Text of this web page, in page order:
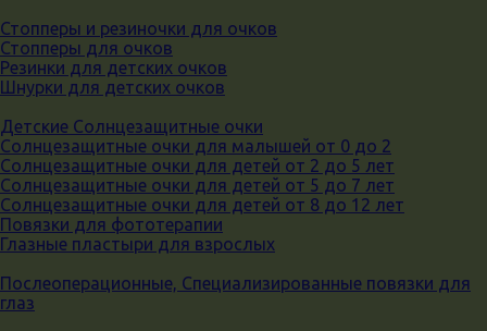
Стопперы и резиночки для очков
Стопперы для очков
Резинки для детских очков
Шнурки для детских очков
Детские Солнцезащитные очки
Солнцезащитные очки для малышей от 0 до 2
Солнцезащитные очки для детей от 2 до 5 лет
Солнцезащитные очки для детей от 5 до 7 лет
Солнцезащитные очки для детей от 8 до 12 лет
Повязки для фототерапии
Глазные пластыри для взрослых
Послеоперационные, Специализированные повязки для
глаз